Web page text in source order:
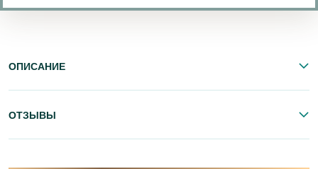
ОПИСАНИЕ
ОТЗЫВЫ